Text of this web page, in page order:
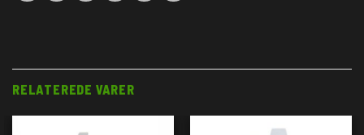
RELATEREDE VARER